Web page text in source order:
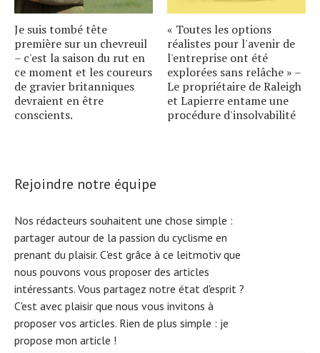
Je suis tombé tête
première sur un chevreuil
– c'est la saison du rut en
ce moment et les coureurs
de gravier britanniques
devraient en être
conscients.
« Toutes les options
réalistes pour l'avenir de
l'entreprise ont été
explorées sans relâche » –
Le propriétaire de Raleigh
et Lapierre entame une
procédure d'insolvabilité
Rejoindre notre équipe
Nos rédacteurs souhaitent une chose simple :
partager autour de la passion du cyclisme en
prenant du plaisir. C'est grâce à ce leitmotiv que
nous pouvons vous proposer des articles
intéressants. Vous partagez notre état d'esprit ?
C'est avec plaisir que nous vous invitons à
proposer vos articles. Rien de plus simple : je
propose mon article !